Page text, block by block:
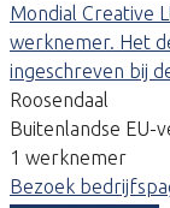
Mondial Creative
werknemer. Het
ingeschreven bij
Roosendaal
Buitenlandse EU-
1 werknemer
Bezoek